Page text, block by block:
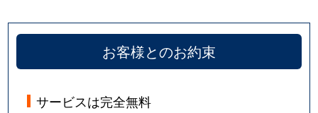
お客様とのお約束
サービスは完全無料